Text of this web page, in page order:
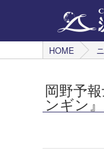
HOME
岡野予
ンギン』